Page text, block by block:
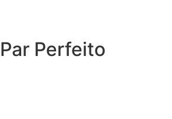
Par Perfeito